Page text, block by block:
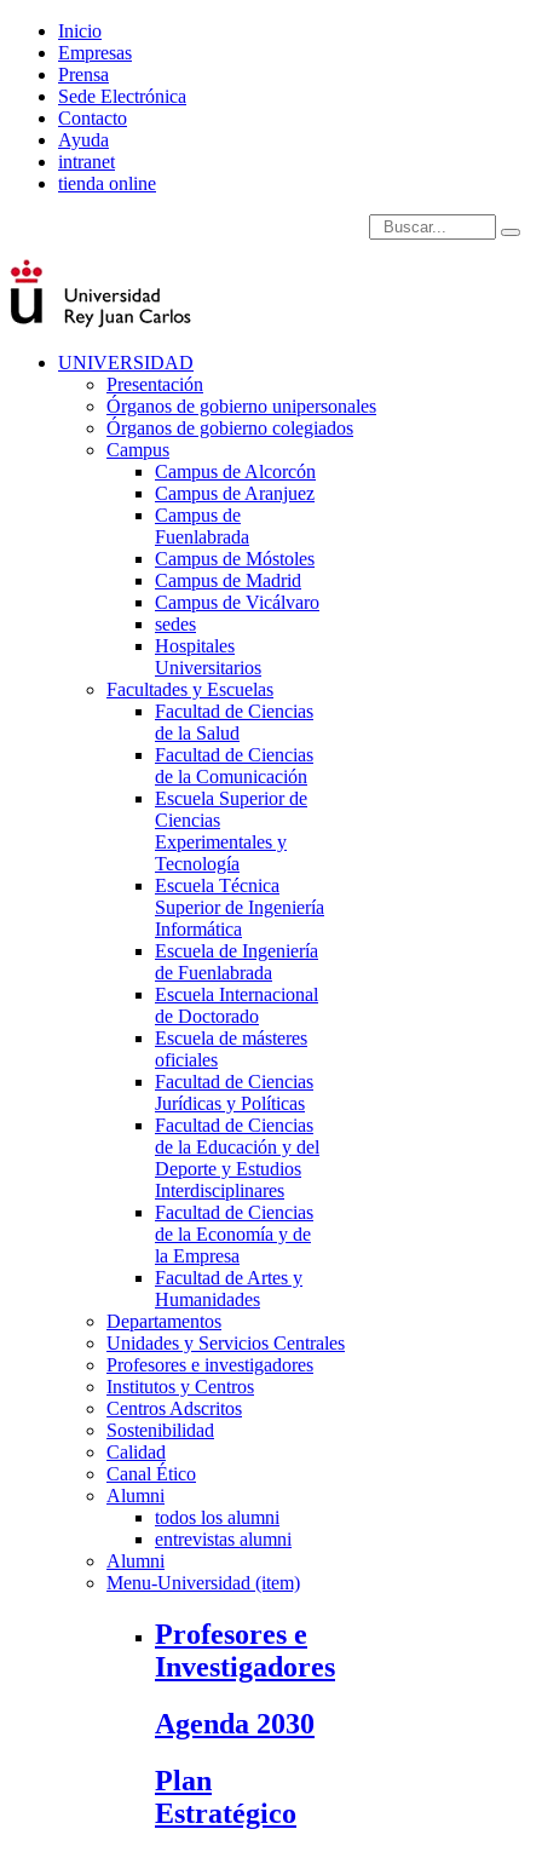
Inicio
Empresas
Prensa
Sede Electrónica
Contacto
Ayuda
intranet
tienda online
Introduce términos de
UNIVERSIDAD
Presentación
Órganos de gobierno unipersonales
Órganos de gobierno colegiados
Campus
Campus de Alcorcón
Campus de Aranjuez
Campus de
Fuenlabrada
Campus de Móstoles
Campus de Madrid
Campus de Vicálvaro
sedes
Hospitales
Universitarios
Facultades y Escuelas
Facultad de Ciencias
de la Salud
Facultad de Ciencias
de la Comunicación
Escuela Superior de
Ciencias
Experimentales y
Tecnología
Escuela Técnica
Superior de Ingeniería
Informática
Escuela de Ingeniería
de Fuenlabrada
Escuela Internacional
de Doctorado
Escuela de másteres
oficiales
Facultad de Ciencias
Jurídicas y Políticas
Facultad de Ciencias
de la Educación y del
Deporte y Estudios
Interdisciplinares
Facultad de Ciencias
de la Economía y de
la Empresa
Facultad de Artes y
Humanidades
Departamentos
Unidades y Servicios Centrales
Profesores e investigadores
Institutos y Centros
Centros Adscritos
Sostenibilidad
Calidad
Canal Ético
Alumni
todos los alumni
entrevistas alumni
Alumni
Menu-Universidad (item)
Profesores e
Investigadores
Agenda 2030
Plan
Estratégico